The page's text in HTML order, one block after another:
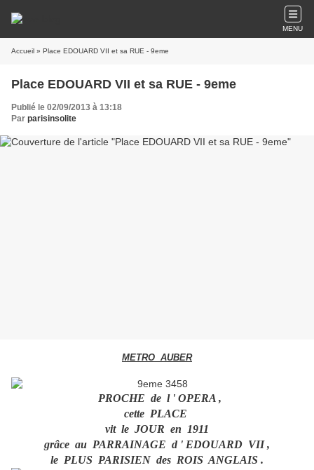
MENU
Accueil » Place EDOUARD VII et sa RUE - 9eme
Place EDOUARD VII et sa RUE - 9eme
Publié le 02/09/2013 à 13:18
Par parisinsolite
METRO AUBER
PROCHE de l ' OPERA ,
cette PLACE
vit le JOUR en 1911
grâce au PARRAINAGE d ' EDOUARD VII ,
le PLUS PARISIEN des ROIS ANGLAIS .